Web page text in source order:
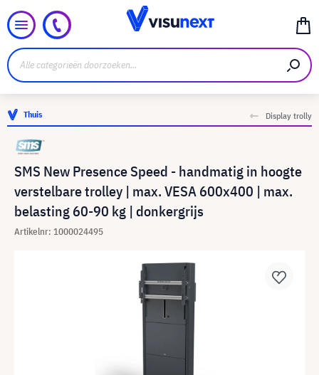
Thuis Display trolly
SMS New Presence Speed - handmatig in hoogte
verstelbare trolley | max. VESA 600x400 | max.
belasting 60-90 kg | donkergrijs
Artikelnr: 1000024495